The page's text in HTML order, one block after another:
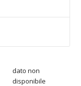
dato non
disponibile